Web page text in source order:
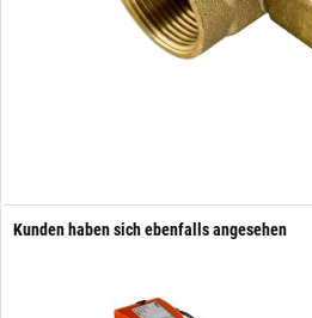
Kunden haben sich ebenfalls angesehen